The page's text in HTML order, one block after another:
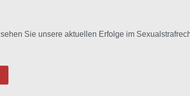
Sie unsere aktuellen Erfolge im